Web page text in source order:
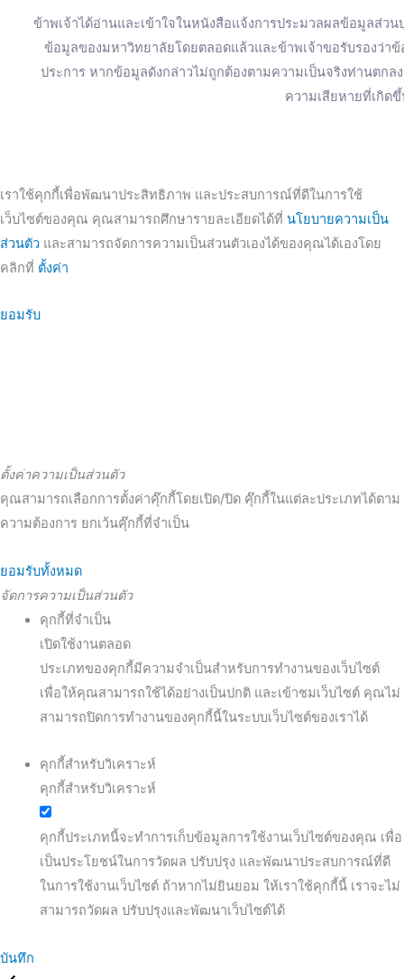
ข้าพเจ้าได้อ่านและเข้าใจในหนังสือแจ้งการประมวลผลข้อมูลส่
ข้อมูลของมหาวิทยาลัยโดยตลอดแล้วและข้าพเจ้าขอรับรองว่า
ประการ หากข้อมูลดังกล่าวไม่ถูกต้องตามความเป็นจริงท่านตก
ความเสียหายที่เกิด
เราใช้คุกกี้เพื่อพัฒนาประสิทธิภาพ และประสบการณ์ที่ดีในการใช้
เว็บไซต์ของคุณ คุณสามารถศึกษารายละเอียดได้ที่ นโยบายความเป็น
ส่วนตัว และสามารถจัดการความเป็นส่วนตัวเองได้ของคุณได้เองโดย
คลิกที่ ตั้งค่า
ยอมรับ
ตั้งค่าความเป็นส่วนตัว
คุณสามารถเลือกการตั้งค่าคุ๊กกี้โดยเปิด/ปิด คุ๊กกี้ในแต่ละประเภทได้ตาม
ความต้องการ ยกเว้นคุ๊กกี้ที่จำเป็น
ยอมรับทั้งหมด
จัดการความเป็นส่วนตัว
คุกกี้ที่จำเป็น
เปิดใช้งานตลอด
ประเภทของคุกกี้มีความจำเป็นสำหรับการทำงานของเว็บไซต์
เพื่อให้คุณสามารถใช้ได้อย่างเป็นปกติ และเข้าชมเว็บไซต์ คุณไม่
สามารถปิดการทำงานของคุกกี้นี้ในระบบเว็บไซต์ของเราได้
คุกกี้สำหรับวิเคราะห์
คุกกี้สำหรับวิเคราะห์
คุกกี้ประเภทนี้จะทำการเก็บข้อมูลการใช้งานเว็บไซต์ของคุณ เพื่อ
เป็นประโยชน์ในการวัดผล ปรับปรุง และพัฒนาประสบการณ์ที่ดี
ในการใช้งานเว็บไซต์ ถ้าหากไม่ยินยอม ให้เราใช้คุกกี้นี้ เราจะไม่
สามารถวัดผล ปรับปรุงและพัฒนาเว็บไซต์ได้
บันทึก